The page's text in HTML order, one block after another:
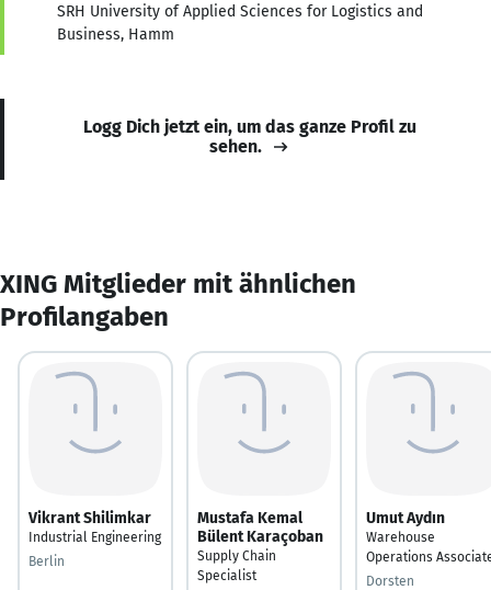
SRH University of Applied Sciences for Logistics and
Business, Hamm
Logg Dich jetzt ein, um das ganze Profil zu
sehen.
XING Mitglieder mit ähnlichen
Profilangaben
Vikrant Shilimkar
Industrial Engineering
Berlin
Mustafa Kemal
Bülent Karaçoban
Supply Chain
Specialist
Umut Aydın
Warehouse
Operations
Dorsten